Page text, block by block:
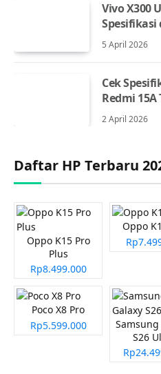
Vivo X300
Spesifikasi
5 April 2026
Cek
Redmi 15A
2 April 2026
Daftar HP Terbaru
Oppo K15 Pro
Plus
Rp8.499.000
Oppo
Poco X8 Pro
Rp5.599.000
Samsung
S26